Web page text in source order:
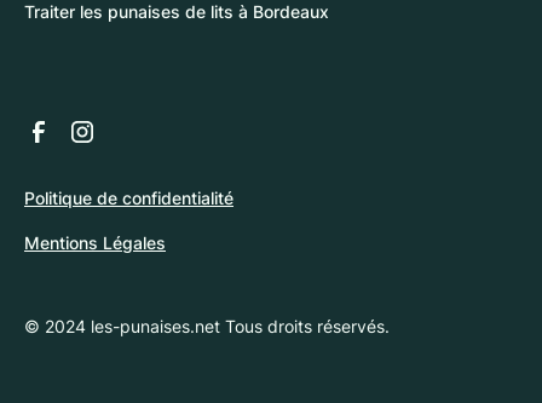
Traiter les punaises de lits à Bordeaux
© 2024 les-punaises.net Tous droits réservés.
Politique de confidentialité
Mentions Légales